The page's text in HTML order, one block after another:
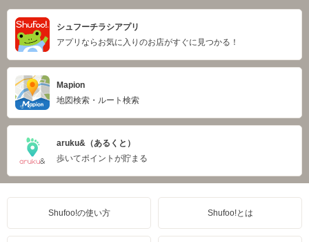
シュフーチラシアプリ
アプリならお気に入りのお店がすぐに見つかる！
Mapion
地図検索・ルート検索
aruku&（あるくと）
歩いてポイントが貯まる
Shufoo!の使い方 Shufoo!とは